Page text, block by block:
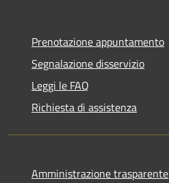
Prenotazione appuntamento
Segnalazione disservizio
Leggi le FAQ
Richiesta di assistenza
Amministrazione trasparente